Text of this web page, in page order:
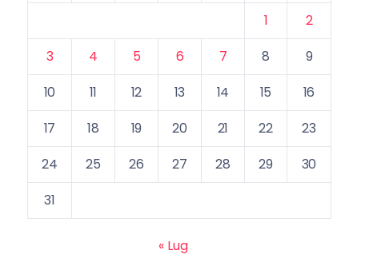
1
2
3
4 5 6 7 8
9
10
11 12 13 14 15
16
17
18 19 20 21 22
23
24
25 26 27 28 29
30
31
« Lug